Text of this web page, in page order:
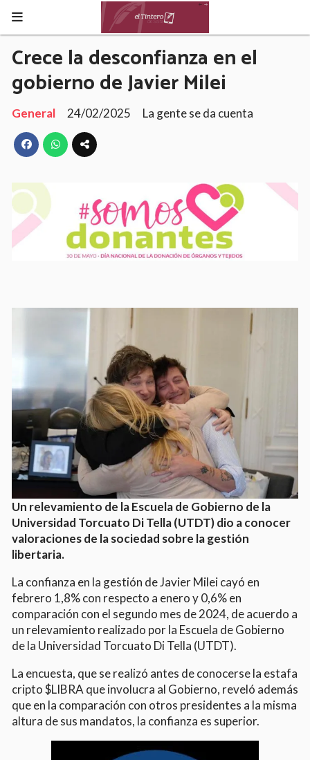
Crece la desconfianza en el
gobierno de Javier Milei
General 24/02/2025 La gente se da cuenta
Un relevamiento de la Escuela de Gobierno de la
Universidad Torcuato Di Tella (UTDT) dio a conocer
valoraciones de la sociedad sobre la gestión
libertaria.
La confianza en la gestión de Javier Milei cayó en
febrero 1,8% con respecto a enero y 0,6% en
comparación con el segundo mes de 2024, de acuerdo a
un relevamiento realizado por la Escuela de Gobierno
de la Universidad Torcuato Di Tella (UTDT).
La encuesta, que se realizó antes de conocerse la estafa
cripto $LIBRA que involucra al Gobierno, reveló además
que en la comparación con otros presidentes a la misma
altura de sus mandatos, la confianza es superior.